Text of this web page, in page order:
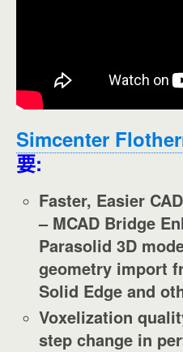
Simcenter
要:
Faster, Easier
– MCAD Bridge
Parasolid 3D
geometry import
Solid Edge and
Voxelization
step change in